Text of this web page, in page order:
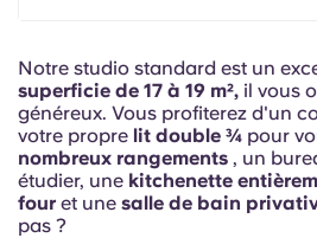
Notre studio standard est un
superficie de 17 à 19 m², il vous
généreux. Vous profiterez d'un
votre propre lit double ¾ pour
nombreux rangements , un
étudier, une kitchenette
four et une salle de bain
pas ?